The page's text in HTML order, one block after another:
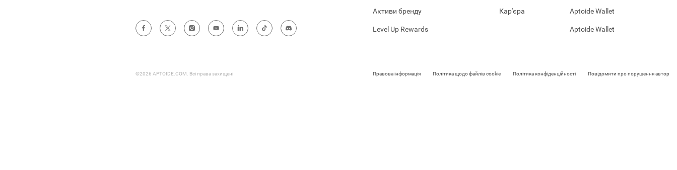
©2026 APTOIDE.COM. Всі права захищені
Активи бренду
Level Up Rewards
Правова інформація Політика щодо файлів cookie Політика конфіденційності Повідомити про порушення
Кар'єра Aptoide Wallet
Aptoide Wallet